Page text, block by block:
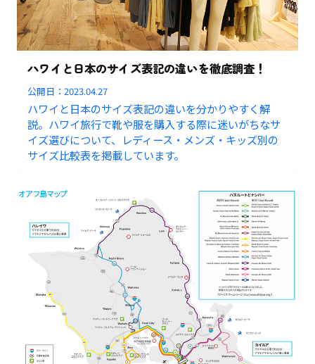
ハワイと日本のサイズ表記の違いを徹底調査！
公開日：2023.04.27
ハワイと日本のサイズ表記の違いを分かりやすく解
説。ハワイ旅行で靴や服を購入する際に迷いがちなサ
イズ選びについて、レディース・メンズ・キッズ別の
サイズ比較表を掲載しています。